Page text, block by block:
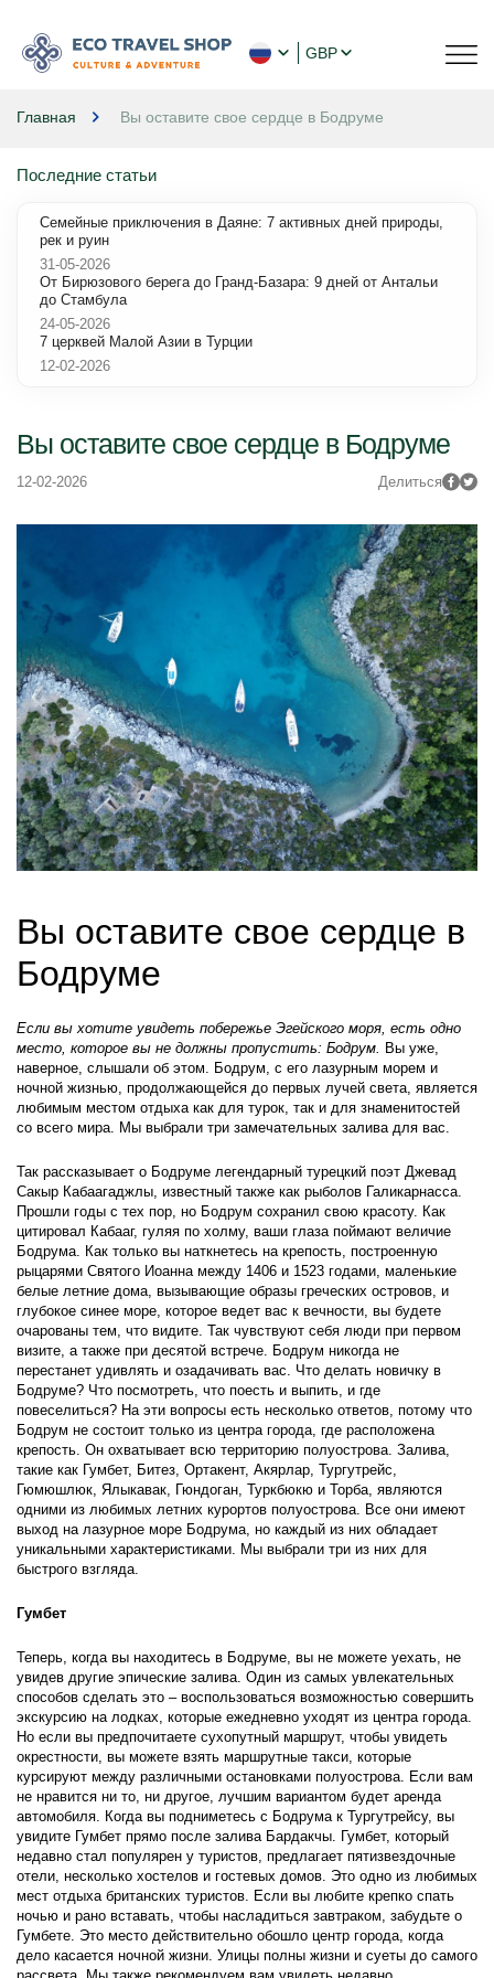
GBP
Главная Вы оставите свое сердце в Бодруме
Вы оставите свое сердце в Бодруме
12-02-2026 Делиться
Вы оставите свое сердце в
Бодруме
Если вы хотите увидеть побережье Эгейского моря, есть одно
место, которое вы не должны пропустить: Бодрум. Вы уже,
наверное, слышали об этом. Бодрум, с его лазурным морем и
ночной жизнью, продолжающейся до первых лучей света, является
любимым местом отдыха как для турок, так и для знаменитостей
со всего мира. Мы выбрали три замечательных залива для вас.
Так рассказывает о Бодруме легендарный турецкий поэт Джевад
Сакыр Кабаагаджлы, известный также как рыболов Галикарнасса.
Прошли годы с тех пор, но Бодрум сохранил свою красоту. Как
цитировал Кабааг, гуляя по холму, ваши глаза поймают величие
Бодрума. Как только вы наткнетесь на крепость, построенную
рыцарями Святого Иоанна между 1406 и 1523 годами, маленькие
белые летние дома, вызывающие образы греческих островов, и
глубокое синее море, которое ведет вас к вечности, вы будете
очарованы тем, что видите. Так чувствуют себя люди при первом
визите, а также при десятой встрече. Бодрум никогда не
перестанет удивлять и озадачивать вас. Что делать новичку в
Бодруме? Что посмотреть, что поесть и выпить, и где
повеселиться? На эти вопросы есть несколько ответов, потому что
Бодрум не состоит только из центра города, где расположена
крепость. Он охватывает всю территорию полуострова. Залива,
такие как Гумбет, Битез, Ортакент, Акярлар, Тургутрейс,
Гюмюшлюк, Ялыкавак, Гюндоган, Туркбюкю и Торба, являются
одними из любимых летних курортов полуострова. Все они имеют
выход на лазурное море Бодрума, но каждый из них обладает
уникальными характеристиками. Мы выбрали три из них для
быстрого взгляда.
Гумбет
Теперь, когда вы находитесь в Бодруме, вы не можете уехать, не
увидев другие эпические залива. Один из самых увлекательных
способов сделать это – воспользоваться возможностью совершить
экскурсию на лодках, которые ежедневно уходят из центра города.
Но если вы предпочитаете сухопутный маршрут, чтобы увидеть
окрестности, вы можете взять маршрутные такси, которые
курсируют между различными остановками полуострова. Если вам
не нравится ни то, ни другое, лучшим вариантом будет аренда
автомобиля. Когда вы подниметесь с Бодрума к Тургутрейсу, вы
увидите Гумбет прямо после залива Бардакчы. Гумбет, который
недавно стал популярен у туристов, предлагает пятизвездочные
отели, несколько хостелов и гостевых домов. Это одно из любимых
мест отдыха британских туристов. Если вы любите крепко спать
ночью и рано вставать, чтобы насладиться завтраком, забудьте о
Гумбете. Это место действительно обошло центр города, когда
дело касается ночной жизни. Улицы полны жизни и суеты до самого
Последние статьи
Семейные приключения в Даяне: 7 активных дней природы,
рек и руин
31-05-2026
От Бирюзового берега до Гранд-Базара: 9 дней от Антальи
до Стамбула
24-05-2026
7 церквей Малой Азии в Турции
12-02-2026